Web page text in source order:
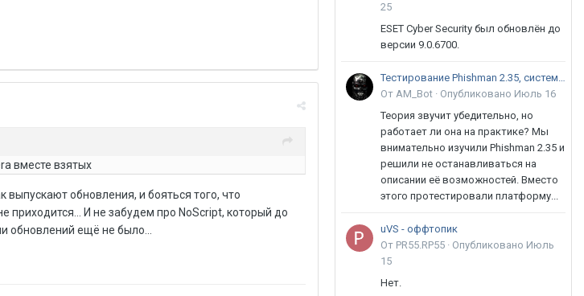
вместе взятых
выпускают обновления, и бояться того, что
приходится... И не забудем про NoScript, который до
обновлений ещё не было...
25
ESET Cyber Security был обновлён до
версии 9.0.6700.
Тестирование Phishman 2.35, системы повышения осведомлённости пользователей в сфере ИБ
От AM_Bot · Опубликовано Июль 16
Теория звучит убедительно, но
работает ли она на практике? Мы
внимательно изучили Phishman 2.35 и
решили не останавливаться на
описании её возможностей. Вместо
этого протестировали платформу...
uVS - оффтопик
От PR55.RP55 · Опубликовано Июль
15
Нет.